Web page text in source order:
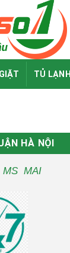
TỦ LẠNH
HÀ NỘI
MAI